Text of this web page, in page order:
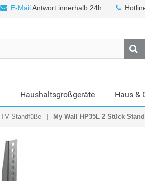
E-MailAntwort innerhalb 24h
Haushaltsgroßgeräte Haus &
TV Standfüße My Wall HP35L 2 Stück